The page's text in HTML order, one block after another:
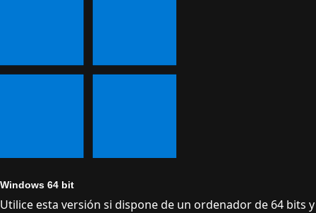
Windows 64 bit
Utilice esta versión si dispone de un ordenador de 64 bits y